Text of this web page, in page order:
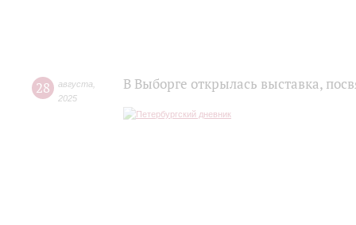
28 августа
2025
В Выборге открылась выставка,